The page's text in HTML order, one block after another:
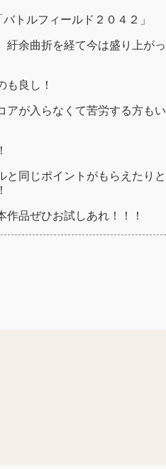
トルフィールド２０４２」
紆余曲折を経て今は盛り上がっ
も良し！
アが入らなくて苦労する方もい
と同じポイントがもらえたりと
品ぜひお試しあれ！！！